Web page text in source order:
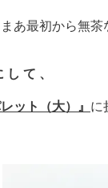
まあ最初から無茶
て 、
ット（大）』 に